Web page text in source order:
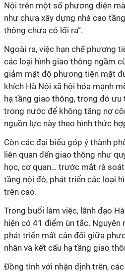
Nội trên một số phương diện
như chưa xây dựng nhà cao
thông chưa có lối ra”.
Ngoài ra, việc hạn chế phương
các loại hình giao thông ngầm
giảm mật độ phương tiện mặt
khích Hà Nội xã hội hóa mạnh
hạ tầng giao thông, trong đó
trong nước để không tăng nợ
nguồn lực này theo hình thức
Còn các đại biểu góp ý thành
liên quan đến giao thông như
học, cơ quan… trước mắt rà
tầng nội đô, phát triển các loại
trên cao.
Trong buổi làm việc, lãnh đạo
hiện có 41 điểm ùn tắc. Nguyên
phát triển mất cân đối giữa
nhân và kết cấu hạ tầng giao
Đồng tình với nhận định trên,